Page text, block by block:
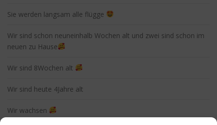
Sie werden langsam alle flügge
Wir sind schon neuneinhalb Wochen alt und zwei sind schon im
neuen zu Hause
Wir sind 8Wochen alt
Wir sind heute 4Jahre alt
Wir wachsen